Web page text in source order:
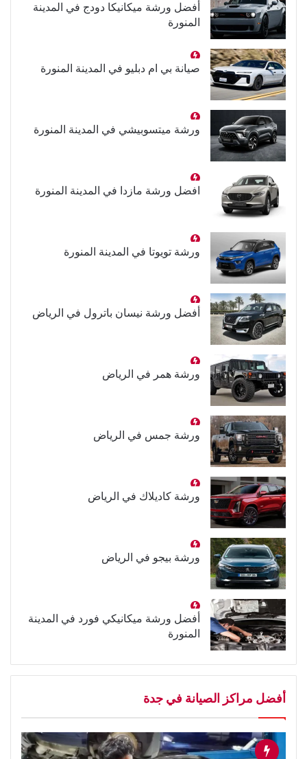
أفضل ورشة ميكانيكا دودج في المدينة
المنورة
صيانة بي ام دبليو في المدينة المنورة
ورشة ميتسوبيشي في المدينة المنورة
افضل ورشة مازدا في المدينة المنورة
ورشة تويوتا في المدينة المنورة
أفضل ورشة نيسان باترول في الرياض
ورشة همر في الرياض
ورشة جمس في الرياض
ورشة كاديلاك في الرياض
ورشة بيجو في الرياض
أفضل ورشة ميكانيكي فورد في المدينة
المنورة
أفضل مراكز الصيانة في جدة